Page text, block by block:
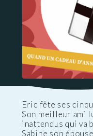
Eric fête ses
Son meilleur ami
inattendus qui va
Sabine son